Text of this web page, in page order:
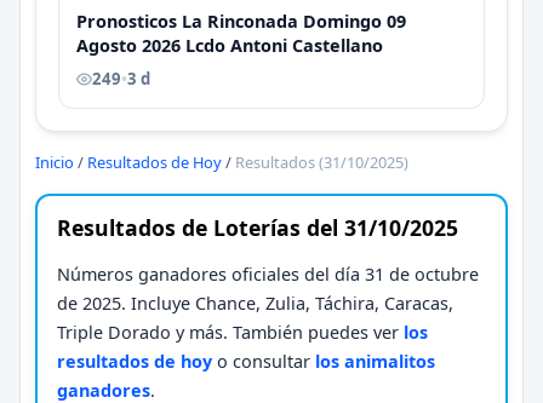
Pronosticos La Rinconada Domingo 09
Agosto 2026 Lcdo Antoni Castellano
249•3 d
Inicio / Resultados de Hoy/ Resultados (31/10/2025)
Resultados de Loterías del 31/10/2025
Números ganadores oficiales del día 31 de octubre
de 2025. Incluye Chance, Zulia, Táchira, Caracas,
Triple Dorado y más. También puedes ver los
resultados de hoy o consultar los animalitos
ganadores.